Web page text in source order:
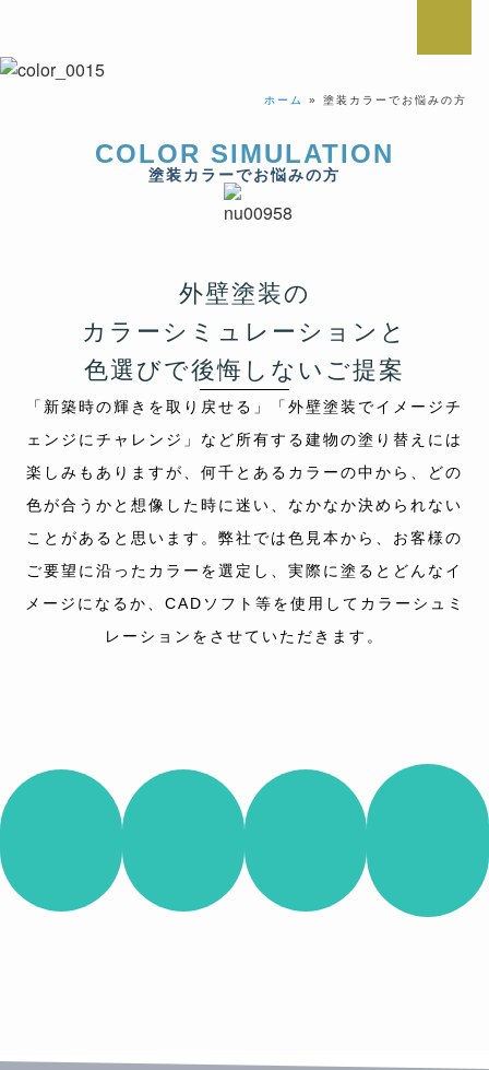
ホーム » 塗装カラーでお悩みの方
COLOR SIMULATION
塗装カラーでお悩みの方
外壁塗装の
カラーシミュレーションと
色選びで後悔しないご提案
「新築時の輝きを取り戻せる」「外壁塗装でイメージチ
ェンジにチャレンジ」など所有する建物の塗り替えには
楽しみもありますが、何千とあるカラーの中から、どの
色が合うかと想像した時に迷い、なかなか決められない
ことがあると思います。弊社では色見本から、お客様の
ご要望に沿ったカラーを選定し、実際に塗るとどんなイ
メージになるか、CADソフト等を使用してカラーシュミ
レーションをさせていただきます。